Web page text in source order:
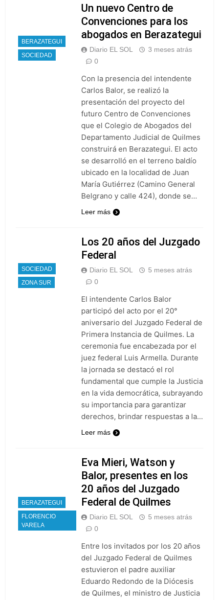
imputado
formalmente por
abuso sexual
2 Días Atrás
La CGT y las dos
CTA profundizan su
plan de lucha con
2 Días Atrás
BERAZATEGUI
SOCIEDAD
Un nuevo Centro de
Convenciones para los
abogados en Berazategui
Diario EL SOL
3 meses atrás
0
Con la presencia del intendente
Carlos Balor, se realizó la
presentación del proyecto del
futuro Centro de Convenciones
que el Colegio de Abogados del
Departamento Judicial de Quilmes
construirá en Berazategui. El acto
se desarrolló en el terreno baldío
ubicado en la localidad de Juan
María Gutiérrez (Camino General
Belgrano y calle 424), donde se…
Leer más
SOCIEDAD
ZONA SUR
Los 20 años del Juzgado
Federal
Diario EL SOL
5 meses atrás
0
El intendente Carlos Balor
participó del acto por el 20°
aniversario del Juzgado Federal de
Primera Instancia de Quilmes. La
ceremonia fue encabezada por el
juez federal Luis Armella. Durante
la jornada se destacó el rol
fundamental que cumple la Justicia
en la vida democrática, subrayando
su importancia para garantizar
derechos, brindar respuestas a la…
Leer más
BERAZATEGUI
FLORENCIO
VARELA
Eva Mieri, Watson y
Balor, presentes en los
20 años del Juzgado
Federal de Quilmes
Diario EL SOL
5 meses atrás
0
Entre los invitados por los 20 años
del Juzgado Federal de Quilmes
estuvieron el padre auxiliar
Eduardo Redondo de la Diócesis
de Quilmes, el ministro de Justicia